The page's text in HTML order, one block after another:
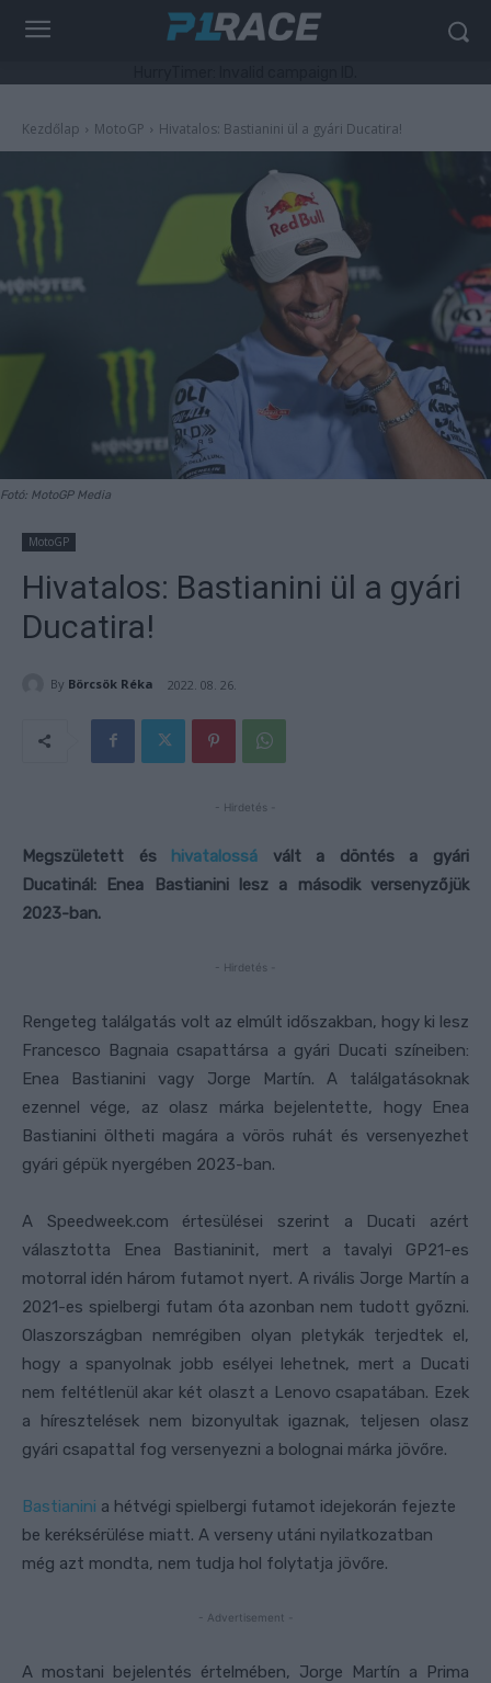
Kezdőlap MotoGP Hivatalos: Bastianini ül a gyári Ducatira!
Fotó: MotoGP Media
MotoGP
Hivatalos: Bastianini ül a gyári
Ducatira!
By Börcsök Réka 2022. 08. 26.
- Hirdetés -
Megszületett és hivatalossá vált a döntés a gyári
Ducatinál: Enea Bastianini lesz a második versenyzőjük
2023-ban.
- Hirdetés -
Rengeteg találgatás volt az elmúlt időszakban, hogy ki lesz
Francesco Bagnaia csapattársa a gyári Ducati színeiben:
Enea Bastianini vagy Jorge Martín. A találgatásoknak
ezennel vége, az olasz márka bejelentette, hogy Enea
Bastianini öltheti magára a vörös ruhát és versenyezhet
gyári gépük nyergében 2023-ban.
A Speedweek.com értesülései szerint a Ducati azért
választotta Enea Bastianinit, mert a tavalyi GP21-es
motorral idén három futamot nyert. A rivális Jorge Martín a
2021-es spielbergi futam óta azonban nem tudott győzni.
Olaszországban nemrégiben olyan pletykák terjedtek el,
hogy a spanyolnak jobb esélyei lehetnek, mert a Ducati
nem feltétlenül akar két olaszt a Lenovo csapatában. Ezek
a híresztelések nem bizonyultak igaznak, teljesen olasz
gyári csapattal fog versenyezni a bolognai márka jövőre.
Bastianini a hétvégi spielbergi futamot idejekorán fejezte
be keréksérülése miatt. A verseny utáni nyilatkozatban
még azt mondta, nem tudja hol folytatja jövőre.
- Advertisement -
A mostani bejelentés értelmében, Jorge Martín a Prima